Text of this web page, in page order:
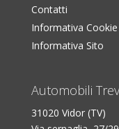
Contatti
Informativa Cookie
Informativa Sito
Automobili
31020 Vidor (TV)